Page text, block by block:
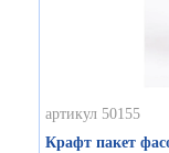
артикул 50155
Крафт пакет